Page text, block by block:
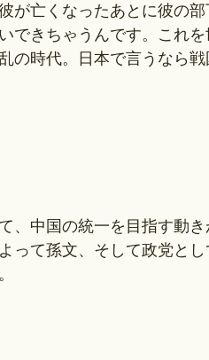
が亡くなったあとに彼の
できちゃうんです。これ
の時代。日本で言うなら
、中国の統一を目指す動
って孫文、そして政党と